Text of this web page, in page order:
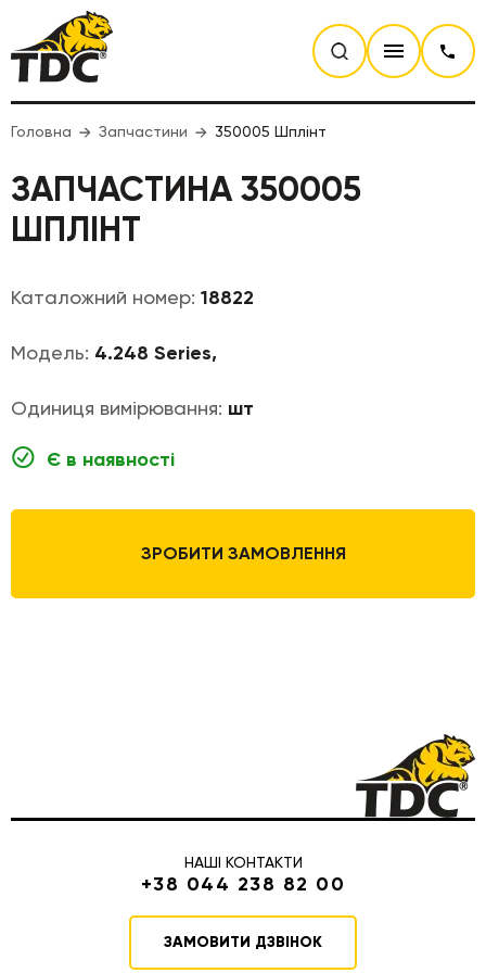
Головна Запчастини 350005 Шплінт
ЗАПЧАСТИНА 350005
ШПЛІНТ
Каталожний номер: 18822
Модель: 4.248 Series,
Одиниця вимірювання: шт
Є в наявності
ЗРОБИТИ ЗАМОВЛЕННЯ
НАШІ КОНТАКТИ
+38 044 238 82 00
ЗАМОВИТИ ДЗВІНОК